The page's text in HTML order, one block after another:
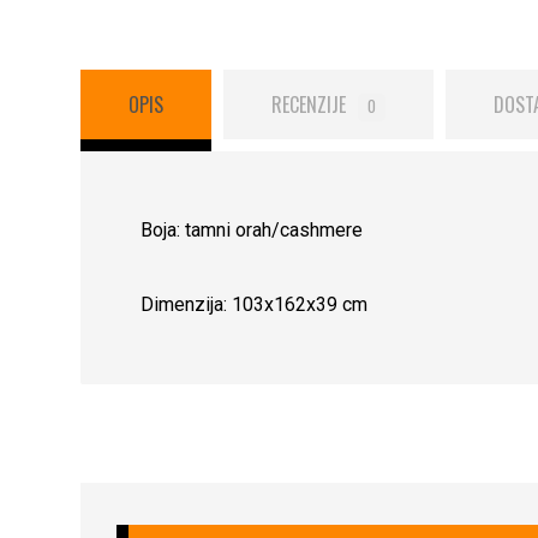
OPIS RECENZIJE 0
Boja: tamni orah/cashmere
Dimenzija: 103x162x39 cm